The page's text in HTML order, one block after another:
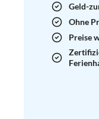
Geld-
Ohne
Preise